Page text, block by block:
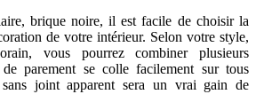
brique noire, il est facile de choisir la
de votre intérieur. Selon votre style,
vous pourrez combiner plusieurs
parement se colle facilement sur tous
joint apparent sera un vrai gain de